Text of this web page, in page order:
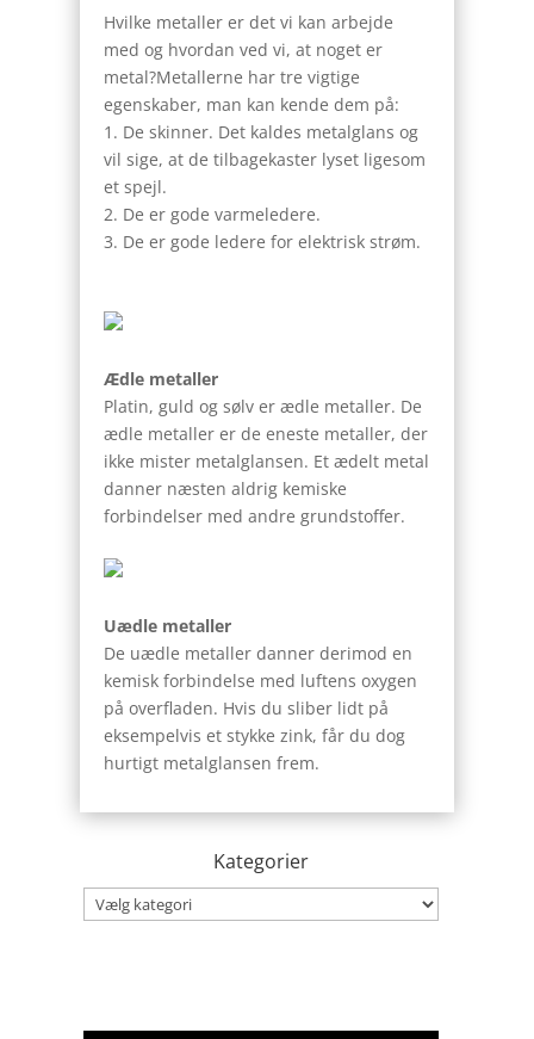
Hvilke metaller er det vi kan arbejde
med og hvordan ved vi, at noget er
metal?Metallerne har tre vigtige
egenskaber, man kan kende dem på:
1. De skinner. Det kaldes metalglans og
vil sige, at de tilbagekaster lyset ligesom
et spejl.
2. De er gode varmeledere.
3. De er gode ledere for elektrisk strøm.
Ædle metaller
Platin, guld og sølv er ædle metaller. De
ædle metaller er de eneste metaller, der
ikke mister metalglansen. Et ædelt metal
danner næsten aldrig kemiske
forbindelser med andre grundstoffer.
Uædle metaller
De uædle metaller danner derimod en
kemisk forbindelse med luftens oxygen
på overfladen. Hvis du sliber lidt på
eksempelvis et stykke zink, får du dog
hurtigt metalglansen frem.
Kategorier
Kategorier